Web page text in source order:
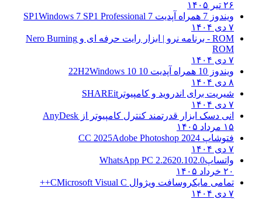
ویندوز 7 همراه آپدیت 7 SP1
Windows 7 SP1 Professional
ROM - برنامه نرو | ابزار رایت حرفه ای و
Nero Burning
ویندوز 10 همراه آپدیت 10 22H2
Windows 10
شیریت برای اندروید و کامپیوترSHAREit
انی دسک ابزار قدرتمند کنترل کامپیوتر ازAnyDesk
فتوشاپ CC 2025Adobe Photoshop 2024
واتساپWhatsApp PC 2.2620.102.0
تمامی مایکروسافت ویژوال CMicrosoft Visual C++